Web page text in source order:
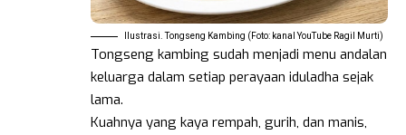
Ilustrasi. Tongseng Kambing (Foto: kanal YouTube Ragil Murti)
Tongseng kambing sudah menjadi menu andalan
keluarga dalam setiap perayaan iduladha sejak
lama.
Kuahnya yang kaya rempah, gurih, dan manis,